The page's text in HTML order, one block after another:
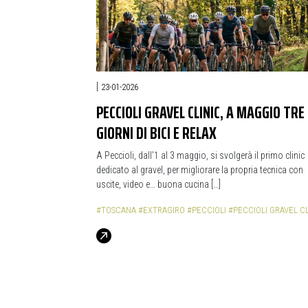
| 23-01-2026
PECCIOLI GRAVEL CLINIC, A MAGGIO TRE
GIORNI DI BICI E RELAX
A Peccioli, dall’1 al 3 maggio, si svolgerà il primo clinic
dedicato al gravel, per migliorare la propria tecnica con
uscite, video e… buona cucina […]
#TOSCANA #EXTRAGIRO #PECCIOLI #PECCIOLI GRAVEL